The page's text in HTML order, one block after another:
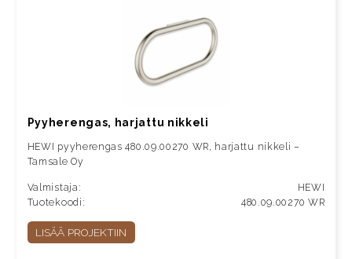
Pyyherengas, harjattu nikkeli
HEWI pyyherengas 480.09.00270 WR, harjattu nikkeli –
Tamsale Oy
Valmistaja:
HEWI
Tuotekoodi:
480.09.00270 WR
LISÄÄ PROJEKTIIN